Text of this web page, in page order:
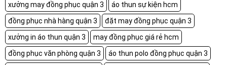
xưởng may đồng phục quận 3
áo thun sự kiện hcm
đồng phục nhà hàng quận 3
đặt may đồng phục quận 3
xưởng in áo thun quận 3
may đồng phục giá rẻ hcm
đồng phục văn phòng quận 3
áo thun polo đồng phục quận 3